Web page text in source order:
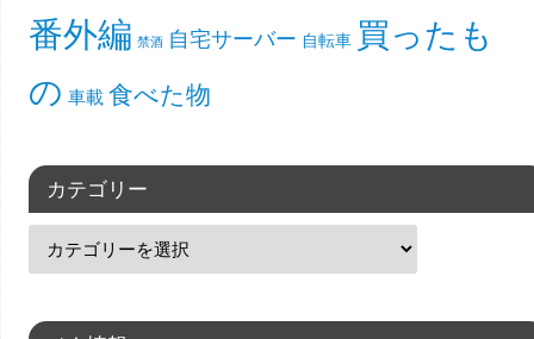
番外編 禁酒 自宅サーバー 自転車 買ったも
の 車載 食べた物
カテゴリー